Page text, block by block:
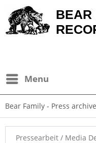
BEAR
Menu
Bear Family - Press archive
Pressearbeit / Media